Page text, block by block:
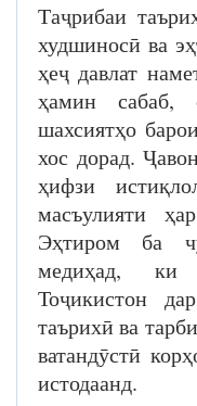
Таҷрибаи
худшиносӣ ва
ҳеҷ давлат
ҳамин сабаб,
шахсиятҳо
хос дорад.
ҳифзи
масъулияти
Эҳтиром ба
медиҳад, ки
Тоҷикистон
таърихӣ ва
ватандӯстӣ
истодаанд.